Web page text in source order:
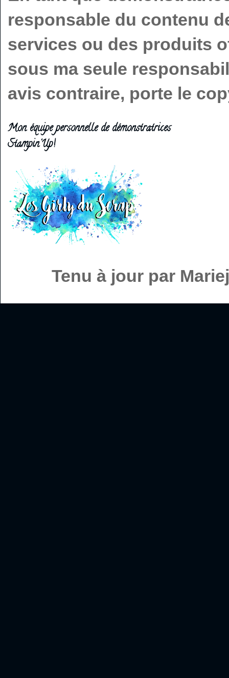
responsable du contenu
services ou des produits
sous ma seule
avis contraire, porte le
Mon équipe personnelle de démonstratrices
Stampin'Up!
Tenu à jour par